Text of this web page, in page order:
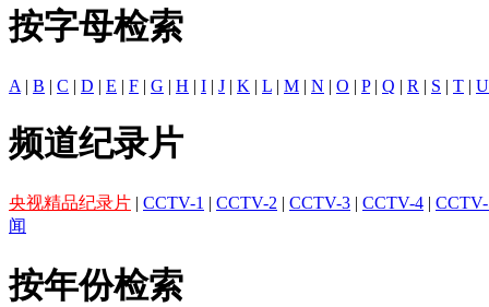
按字母检索
A | B | C | D | E | F | G | H | I | J | K | L | M | N | O | P| Q | R | S | T | U
频道纪录片
央视精品纪录片 | CCTV-1 | CCTV-2 | CCTV-3 | CCTV-4 |
闻
按年份检索